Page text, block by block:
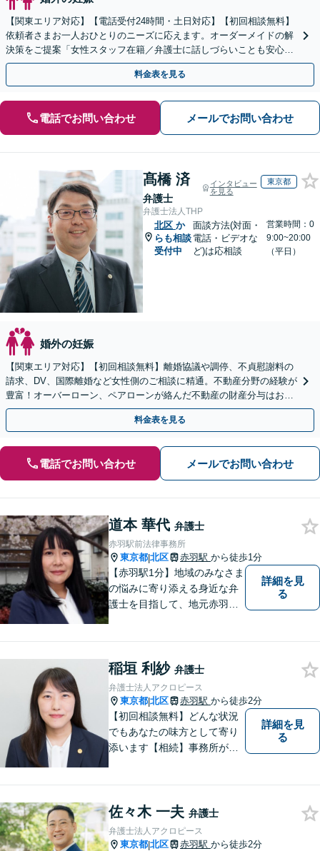
【関東エリア対応】【電話受付24時間・土日対応】【初回相談無料】
依頼者さまお一人おひとりのニーズに応えます。オーダーメイドの解
決策をご提案「女性スタッフ在籍／弁護士に話しづらいことも安心」
「熟年離婚のご相談お受けします」【完全個室相談】
料金表を見る
電話でお問い合わせ メールでお問い合わせ
髙橋 済
弁護士
インタビュー
を見る
東京都
弁護士法人THP
北区 か
らも相談
受付中
面談方法(対面・
電話・ビデオな
ど)は応相談
営業時間：0
9:00~20:00
（平日）
婚外の妊娠
【関東エリア対応】【初回相談無料】離婚協議や調停、不貞慰謝料の
請求、DV、国際離婚など女性側のご相談に精通。不動産分野の経験が
豊富！オーバーローン、ペアローンが絡んだ不動産の財産分与はお任
せください【完全個室】【子連れ相談OK】
料金表を見る
電話でお問い合わせ メールでお問い合わせ
道本 華代 弁護士
赤羽駅前法律事務所
東京都|北区 赤羽駅 から徒歩1分
【赤羽駅1分】地域のみなさま
の悩みに寄り添える身近な弁
護士を目指して、地元赤羽で
題】丁寧なヒアリングが強
み。一人で抱え込まず、お気
軽にご相談ください
詳細を見
る
稲垣 利紗 弁護士
弁護士法人アクロピース
東京都|北区 赤羽駅 から徒歩2分
【初回相談無料】どんな状況
でもあなたの味方として寄り
添います【相続】事務所が培
婚問題のあらゆるケースに対
応。検討中の方もご相談くだ
さい【赤羽駅2分】
詳細を見
る
佐々木 一夫 弁護士
弁護士法人アクロピース
東京都|北区 赤羽駅 から徒歩2分